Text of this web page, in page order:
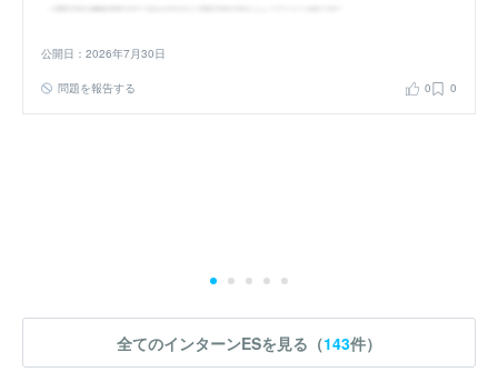
か？ : はい
27卒 夏インターン
ー・講座 / コース : 映像報道 / 職種 : 映像報道コース
参加人数 : 30人
参加学生の大学 : 話していないため不明であるが、半分以上は関東
公開日：2026年7月30日
問題を報告する 0 0
全てのインターンESを見る（143件）